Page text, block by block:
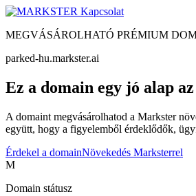
Kapcsolat
MEGVÁSÁROLHATÓ PRÉMIUM
parked-hu.markster.ai
Ez a domain egy jó alap
A domaint megvásárolhatod a Markster
együtt, hogy a figyelemből érdeklődők,
Érdekel a domainNövekedés Marksterrel
M
Domain státusz